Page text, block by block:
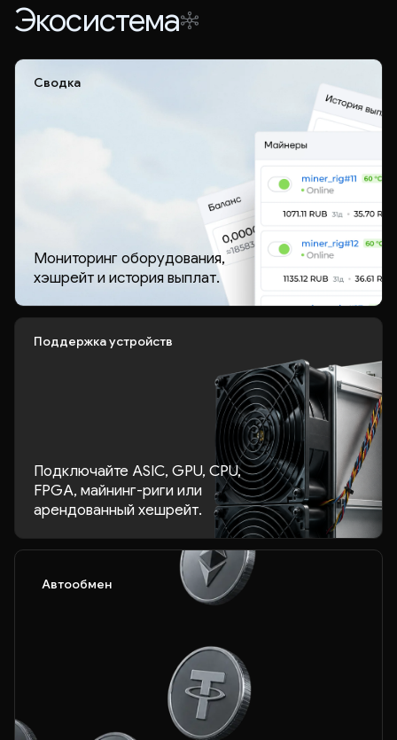
Экосистема
Сводка
Мониторинг оборудования,
хэшрейт и история выплат.
Поддержка устройств
Подключайте ASIC, GPU, CPU,
FPGA, майнинг-риги или
арендованный хешрейт.
Автообмен